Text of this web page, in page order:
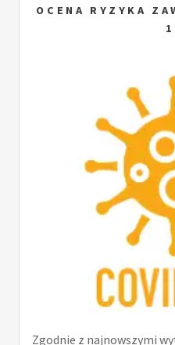
OCENA RYZYKA
Zgodnie z najnowszymi